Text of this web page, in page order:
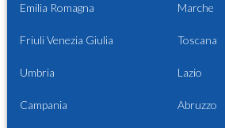
Emilia Romagna Marche
Friuli Venezia Giulia Toscana
Umbria Lazio
Campania Abruzzo